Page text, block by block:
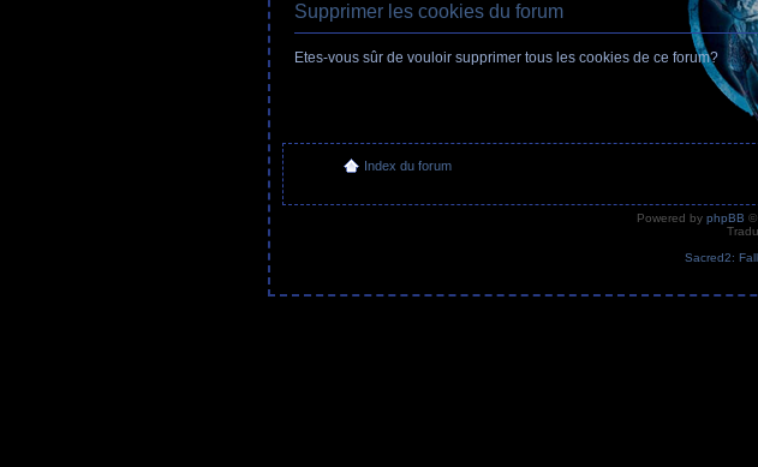
Supprimer les cookies du forum
Etes-vous sûr de vouloir supprimer tous les cookies de ce forum?
Index du forum
Powered by phpBB ©
Sacred2: